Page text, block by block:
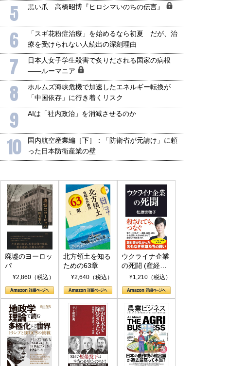
5 黒い爪 高橋昭博『ヒロシマいのちの伝言』
6
「スギ花粉症治療」を始めるなら初夏 だが、治
療を受けられない人続出の深刻理由
7
日本人女子学生殺害で炙りだされる国家の病根
――ルーマニア
8
ホルムズ海峡危機で加速したエネルギー転換が
「中国依存」に行き着くリスク
9 AIは「社内政治」を消滅させるのか
10
国内航空産業編［下］：「防衛省が元請け」に頼
った日本防衛産業の壁
廃墟のヨーロッ
パ
¥2,860（税込）
北方領土を知る
ための63章
¥2,640（税込）
ウクライナ企業
の死闘 (産経セ
レクト S 039)
¥1,210（税込）